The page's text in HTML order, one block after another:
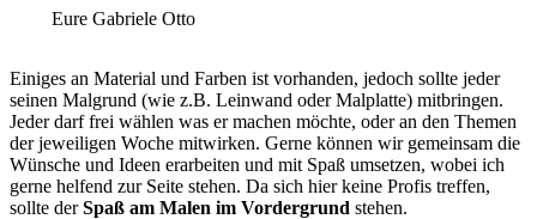
Eure Gabriele Otto
Einiges an Material und Farben ist vorhanden, jedoch sollte jeder
seinen Malgrund (wie z.B. Leinwand oder Malplatte) mitbringen.
Jeder darf frei wählen was er machen möchte, oder an den Themen
der jeweiligen Woche mitwirken. Gerne können wir gemeinsam die
Wünsche und Ideen erarbeiten und mit Spaß umsetzen, wobei ich
gerne helfend zur Seite stehen. Da sich hier keine Profis treffen,
sollte derSpaß am Malen im Vordergrund stehen.